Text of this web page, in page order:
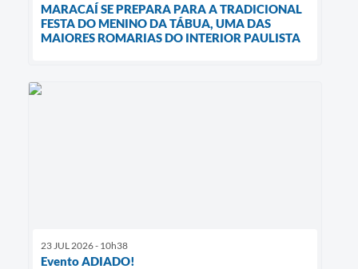
MARACAÍ SE PREPARA PARA A TRADICIONAL
FESTA DO MENINO DA TÁBUA, UMA DAS
MAIORES ROMARIAS DO INTERIOR PAULISTA
23 JUL 2026 - 10h38
Evento ADIADO!